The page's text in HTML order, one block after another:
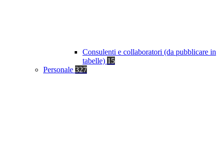
Consulenti e collaboratori (da pubblicare in
tabelle) 15
Personale 327